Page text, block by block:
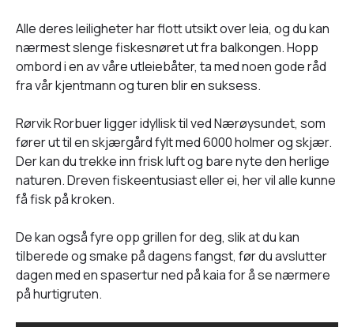
Alle deres leiligheter har flott utsikt over leia, og du kan
nærmest slenge fiskesnøret ut fra balkongen. Hopp
ombord i en av våre utleiebåter, ta med noen gode råd
fra vår kjentmann og turen blir en suksess.
Rørvik Rorbuer ligger idyllisk til ved Nærøysundet, som
fører ut til en skjærgård fylt med 6000 holmer og skjær.
Der kan du trekke inn frisk luft og bare nyte den herlige
naturen. Dreven fiskeentusiast eller ei, her vil alle kunne
få fisk på kroken.
De kan også fyre opp grillen for deg, slik at du kan
tilberede og smake på dagens fangst, før du avslutter
dagen med en spasertur ned på kaia for å se nærmere
på hurtigruten.